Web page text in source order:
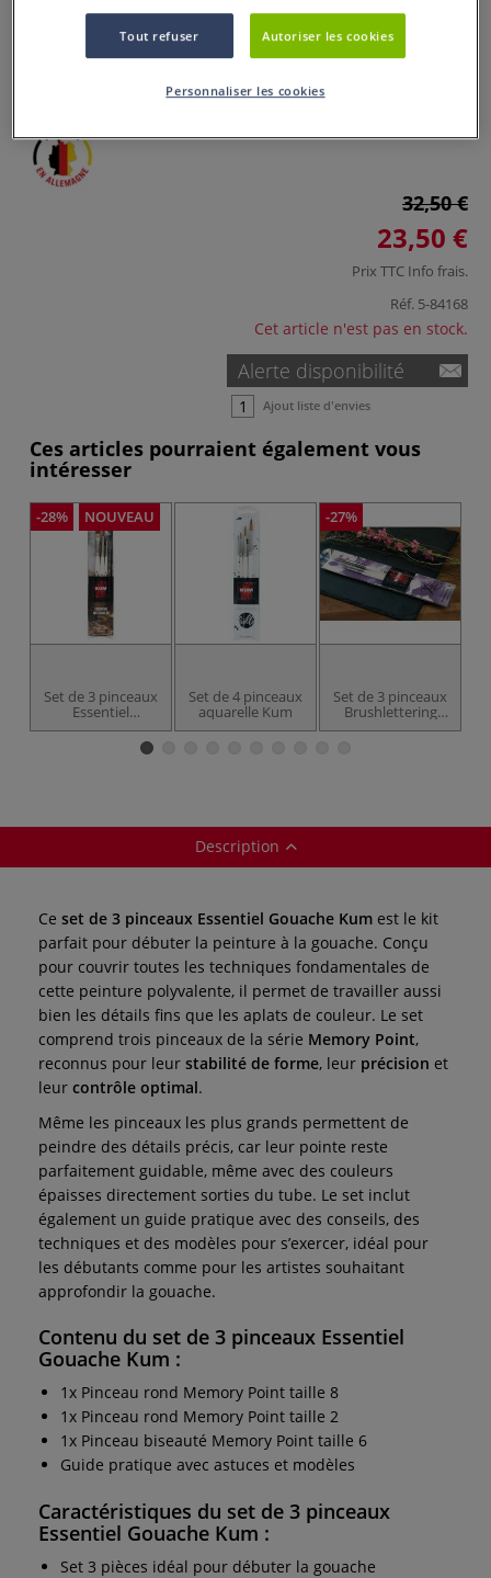
Set de pinceaux Essentiel Gouache Kum avec 3 pinceaux
Memory Point et guide pratique. Parfait pour débuter la
32,50 €
23,50 €
Prix TTC Info frais.
Réf. 5-84168
Cet article n'est pas en stock.
Alerte disponibilité
Ajout liste d'envies
Ces articles pourraient également vous
intéresser
-28% NOUVEAU
Set de 3 pinceaux
Essentiel
Aquarelle Kum
Set de 4 pinceaux
aquarelle Kum
-27%
Set de 3 pinceaux
Brushlettering
Kum
Description
Ce set de 3 pinceaux Essentiel Gouache Kum est le kit
parfait pour débuter la peinture à la gouache. Conçu
pour couvrir toutes les techniques fondamentales de
cette peinture polyvalente, il permet de travailler aussi
bien les détails fins que les aplats de couleur. Le set
comprend trois pinceaux de la série Memory Point,
reconnus pour leur stabilité de forme, leur précision et
leur contrôle optimal.
Même les pinceaux les plus grands permettent de
peindre des détails précis, car leur pointe reste
parfaitement guidable, même avec des couleurs
épaisses directement sorties du tube. Le set inclut
également un guide pratique avec des conseils, des
techniques et des modèles pour s’exercer, idéal pour
les débutants comme pour les artistes souhaitant
approfondir la gouache.
Contenu du set de 3 pinceaux Essentiel
Gouache Kum :
1x Pinceau rond Memory Point taille 8
1x Pinceau rond Memory Point taille 2
1x Pinceau biseauté Memory Point taille 6
Guide pratique avec astuces et modèles
Caractéristiques du set de 3 pinceaux
Essentiel Gouache Kum :
Set 3 pièces idéal pour débuter la gouache
Tout refuser Autoriser les cookies
Personnaliser les cookies